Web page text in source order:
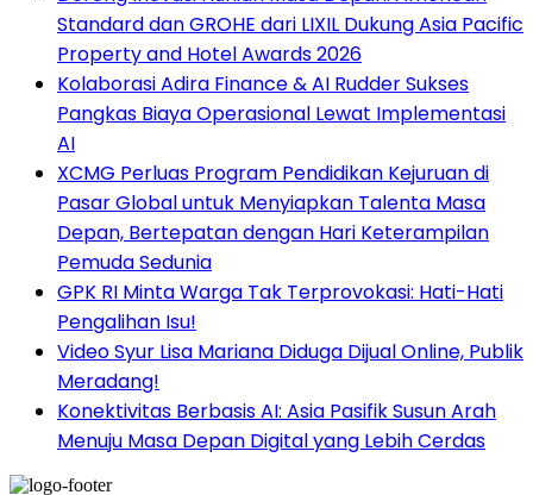
Standard dan GROHE dari LIXIL Dukung Asia Pacific
Property and Hotel Awards 2026
Kolaborasi Adira Finance & AI Rudder Sukses
Pangkas Biaya Operasional Lewat Implementasi
AI
XCMG Perluas Program Pendidikan Kejuruan di
Pasar Global untuk Menyiapkan Talenta Masa
Depan, Bertepatan dengan Hari Keterampilan
Pemuda Sedunia
GPK RI Minta Warga Tak Terprovokasi: Hati-Hati
Pengalihan Isu!
Video Syur Lisa Mariana Diduga Dijual Online, Publik
Meradang!
Konektivitas Berbasis AI: Asia Pasifik Susun Arah
Menuju Masa Depan Digital yang Lebih Cerdas